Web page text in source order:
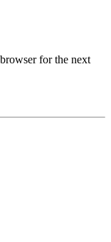
for the next